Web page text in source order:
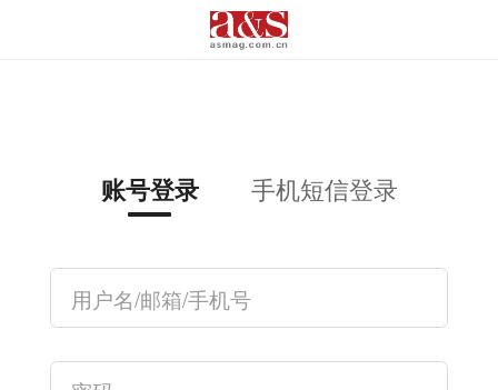
账号登录 手机短信登录